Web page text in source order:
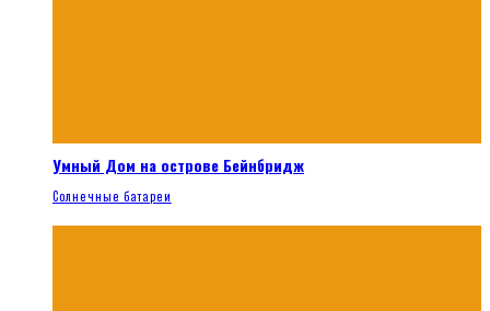
Умный Дом на острове Бейнбридж
Солнечные батареи